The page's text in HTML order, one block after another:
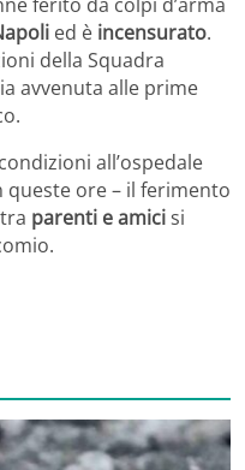
ed è incensurato.
della Squadra
avvenuta alle prime
all’ospedale
queste ore – il ferimento
parenti e amicisi